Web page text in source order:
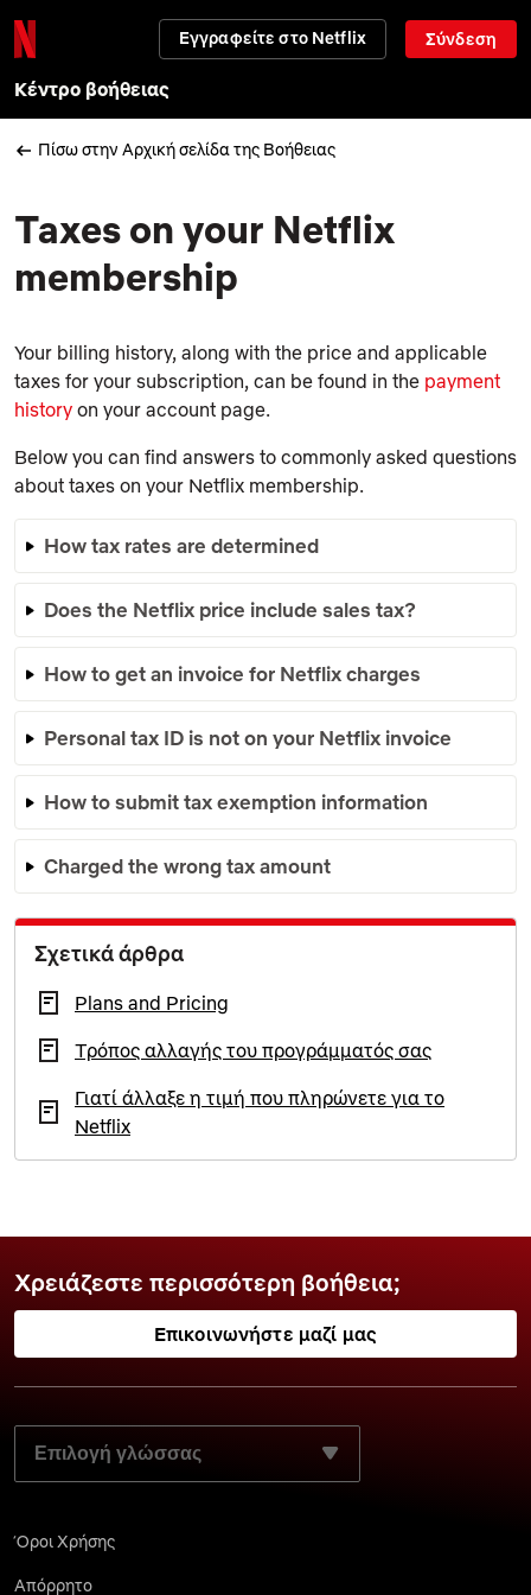
Εγγραφείτε στο Netflix Σύνδεση
Κέντρο βοήθειας
Πίσω στην Αρχική σελίδα της Βοήθειας
Taxes on your Netflix
membership
Your billing history, along with the price and applicable
taxes for your subscription, can be found in the payment
history on your account page.
Below you can find answers to commonly asked questions
about taxes on your Netflix membership.
How tax rates are determined
Does the Netflix price include sales tax?
How to get an invoice for Netflix charges
Personal tax ID is not on your Netflix invoice
How to submit tax exemption information
Charged the wrong tax amount
Σχετικά άρθρα
Plans and Pricing
Τρόπος αλλαγής του προγράμματός σας
Γιατί άλλαξε η τιμή που πληρώνετε για το
Netflix
Χρειάζεστε περισσότερη βοήθεια;
Επικοινωνήστε μαζί μας
ΕΠΙΛΈΞΤΕ ΤΗ ΓΛΏΣΣΑ ΤΗΣ ΠΡΟΤΊΜΗΣΉΣ ΣΑΣ:
Όροι Χρήσης
Απόρρητο